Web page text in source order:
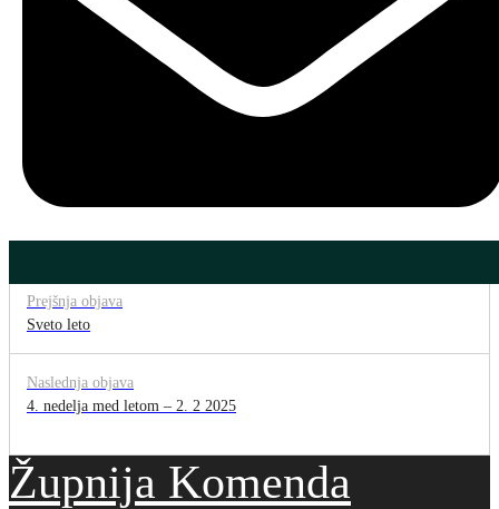
Prejšnja objava
Sveto leto
Naslednja objava
4. nedelja med letom – 2. 2 2025
Župnija Komenda